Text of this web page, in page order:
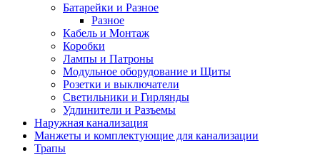
Батарейки и Разное
Разное
Кабель и Монтаж
Коробки
Лампы и Патроны
Модульное оборудование и Щиты
Розетки и выключатели
Светильники и Гирлянды
Удлинители и Разъемы
Наружная канализация
Манжеты и комплектующие для канализации
Трапы